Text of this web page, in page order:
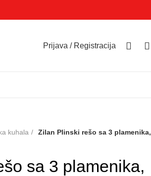
Prijava / Registracija
kuhala
Zilan Plinski rešo sa 3 plamenika,
sa 3 plamenika,